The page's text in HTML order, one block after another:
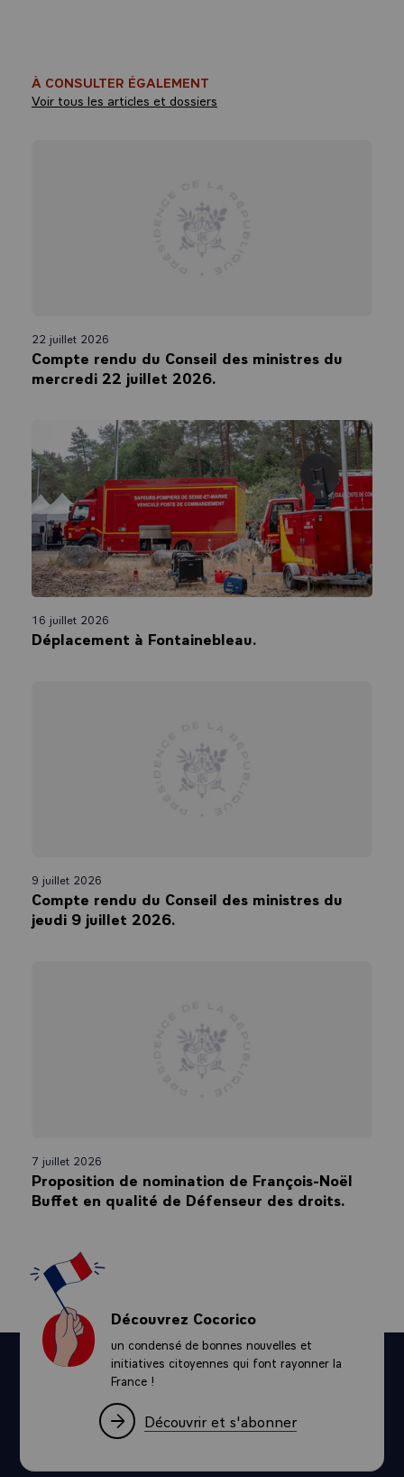
À CONSULTER ÉGALEMENT
Voir tous les articles et dossiers
22 juillet 2026
Compte rendu du Conseil des ministres du
mercredi 22 juillet 2026.
16 juillet 2026
Déplacement à Fontainebleau.
9 juillet 2026
Compte rendu du Conseil des ministres du
jeudi 9 juillet 2026.
7 juillet 2026
Proposition de nomination de François-Noël
Buffet en qualité de Défenseur des droits.
Découvrez Cocorico
un condensé de bonnes nouvelles et
initiatives citoyennes qui font rayonner la
France !
Découvrir et s'abonner